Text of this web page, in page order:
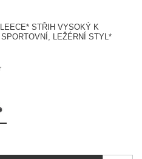
STŘIH VYSOKÝ K
LEŽÉRNÍ STYL*